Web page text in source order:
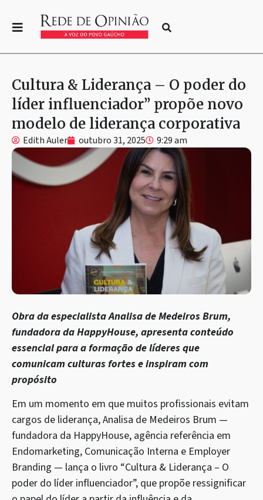
Cultura & Liderança – O poder do
líder influenciador” propõe novo
modelo de liderança corporativa
Edith Auler outubro 31, 2025 9:29 am
Obra da especialista ­Analisa de Medeiros Brum,
fundadora da ­HappyHouse, apresenta conteúdo
essencial para a formação de líderes que
comunicam culturas fortes e inspiram com
propósito
Em um momento em que muitos profissionais evitam
cargos de liderança, Analisa de Medeiros Brum —
fundadora da HappyHouse, agência referência em
Endomarketing, Comunicação Interna e Employer
Branding — lança o livro “Cultura & Liderança – O
poder do líder influenciador”, que propõe ressignificar